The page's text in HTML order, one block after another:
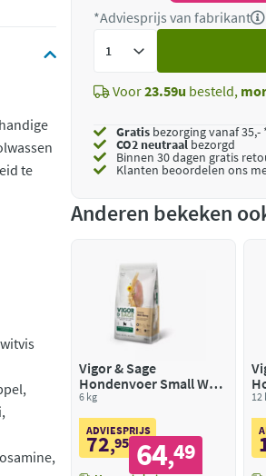
te
*Adviesprijs van fabrikant
Voor23.59u besteld,
Gratis bezorging vanaf 35,-
CO2 neutraalbezorgd
Binnen 30 dagen gratis
Klanten beoordelen ons
Anderen bekeken
Vigor & Sage
Hondenvoer Small Well-
Being Ginseng
6 kg
ADVIESPRIJS
72,95 64,49
12